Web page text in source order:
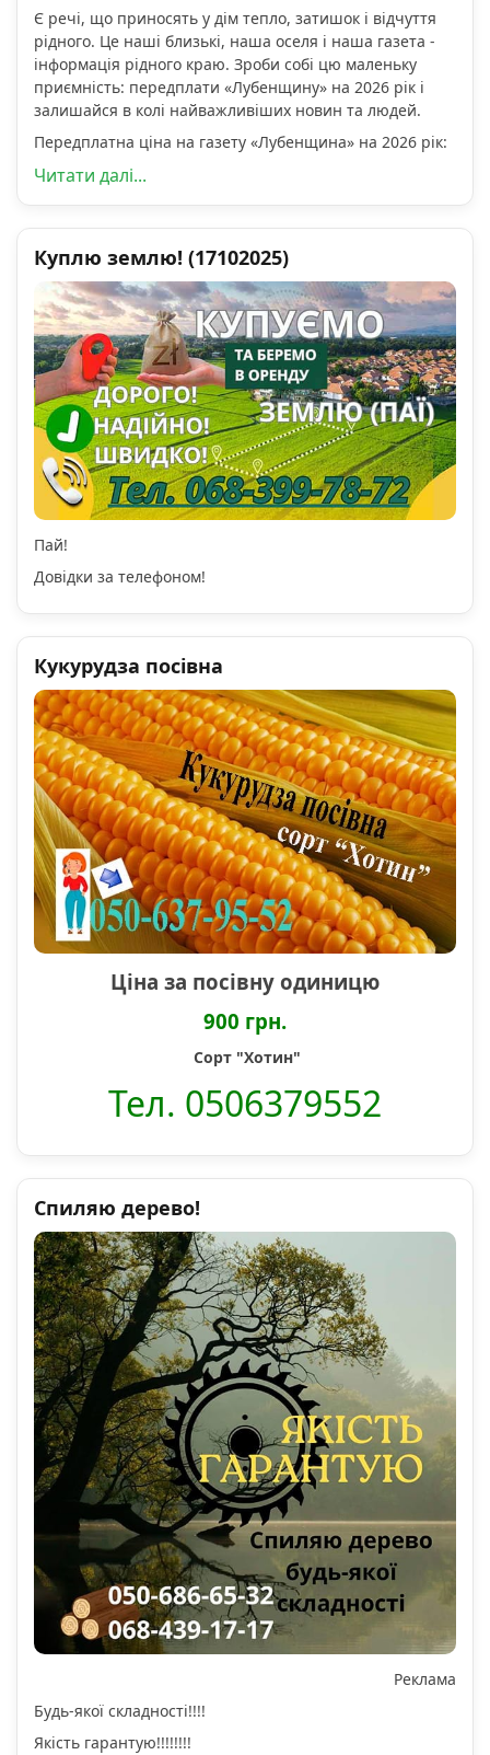
Є речі, що приносять у дім тепло, затишок і відчуття
рідного. Це наші близькі, наша оселя і наша газета -
інформація рідного краю. Зроби собі цю маленьку
приємність: передплати «Лубенщину» на 2026 рік і
залишайся в колі найважливіших новин та людей.
Передплатна ціна на газету «Лубенщина» на 2026 рік:
Читати далі...
Куплю землю! (17102025)
Пай!
Довідки за телефоном!
Кукурудза посівна
Ціна за посівну одиницю
900 грн.
Сорт "Хотин"
Тел. 0506379552
Спиляю дерево!
Реклама
Будь-якої складності!!!!
Якість гарантую!!!!!!!!